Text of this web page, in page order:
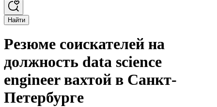
Найти
Резюме соискателей на
должность data science
engineer вахтой в Санкт-
Петербурге